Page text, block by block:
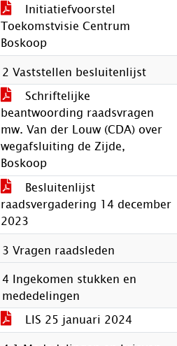
Initiatiefvoorstel
Toekomstvisie Centrum
Boskoop
2 Vaststellen besluitenlijst
Schriftelijke
beantwoording raadsvragen
mw. Van der Louw (CDA) over
wegafsluiting de Zijde,
Boskoop
Besluitenlijst
raadsvergadering 14 december
2023
3 Vragen raadsleden
4 Ingekomen stukken en
mededelingen
LIS 25 januari 2024